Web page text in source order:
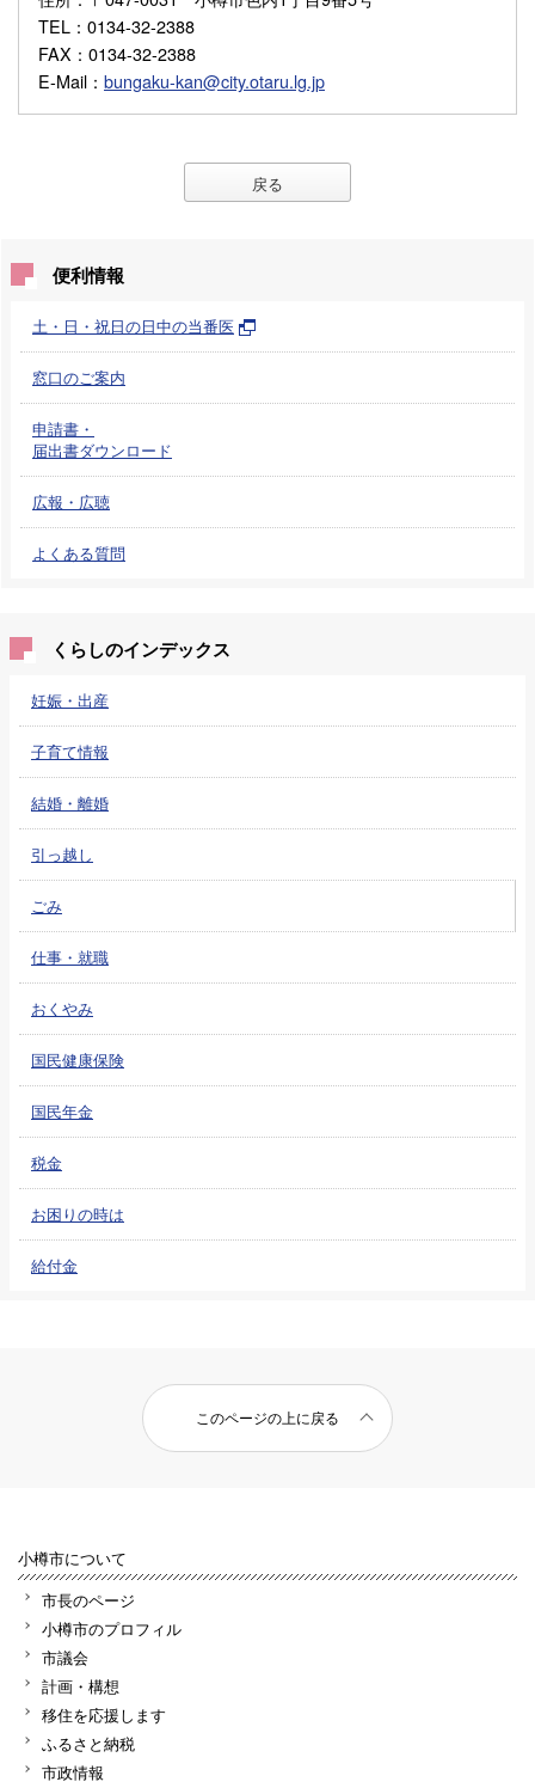
TEL ：0134-32-2388
FAX ：0134-32-2388
E-Mail ： bungaku-kan@city.otaru.lg.jp
戻る
便利情報
土・日・祝日の日中の当番医
窓口のご案内
申請書・
届出書ダウンロード
広報・広聴
よくある質問
くらしのインデックス
妊娠・出産
子育て情報
結婚・離婚
引っ越し
ごみ
仕事・就職
おくやみ
国民健康保険
国民年金
税金
お困りの時は
給付金
このページの上に戻る
小樽市について
市長のページ
小樽市のプロフィル
市議会
計画・構想
移住を応援します
ふるさと納税
市政情報